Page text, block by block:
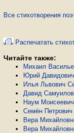
Все стихотворения
Распечатать
Читайте также:
Михаил
Юрий
Илья Львович
Давид
Наум
Семён Петрович
Вера
Вера